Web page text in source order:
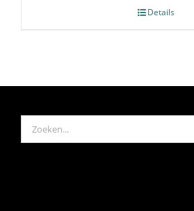
Details
Zoeken
naar: